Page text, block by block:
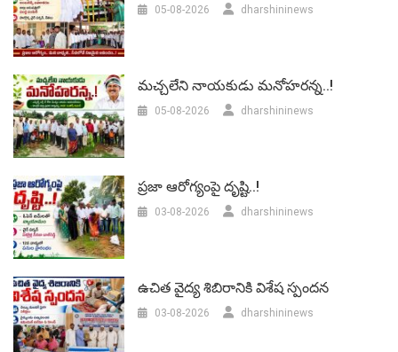
05-08-2026 dharshininews
మచ్చలేని నాయకుడు మనోహరన్న..!
05-08-2026 dharshininews
ప్రజా ఆరోగ్యంపై దృష్టి..!
03-08-2026 dharshininews
ఉచిత వైద్య శిబిరానికి విశేష స్పందన
03-08-2026 dharshininews